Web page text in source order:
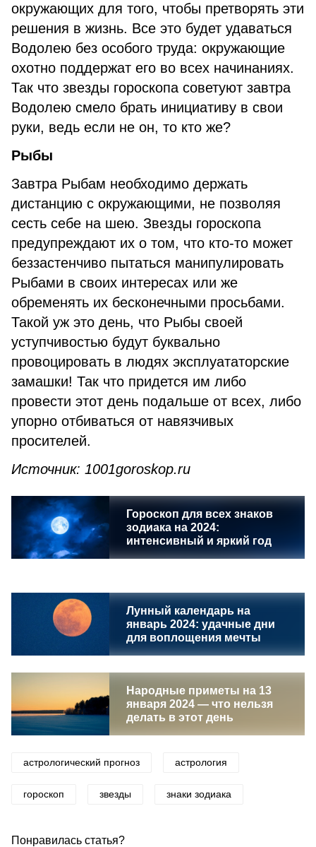
окружающих для того, чтобы претворять эти
решения в жизнь. Все это будет удаваться
Водолею без особого труда: окружающие
охотно поддержат его во всех начинаниях.
Так что звезды гороскопа советуют завтра
Водолею смело брать инициативу в свои
руки, ведь если не он, то кто же?
Рыбы
Завтра Рыбам необходимо держать
дистанцию с окружающими, не позволяя
сесть себе на шею. Звезды гороскопа
предупреждают их о том, что кто-то может
беззастенчиво пытаться манипулировать
Рыбами в своих интересах или же
обременять их бесконечными просьбами.
Такой уж это день, что Рыбы своей
уступчивостью будут буквально
провоцировать в людях эксплуататорские
замашки! Так что придется им либо
провести этот день подальше от всех, либо
упорно отбиваться от навязчивых
просителей.
Источник: 1001goroskop.ru
Гороскоп для всех знаков
зодиака на 2024:
интенсивный и яркий год
Лунный календарь на
январь 2024: удачные дни
для воплощения мечты
Народные приметы на 13
января 2024 — что нельзя
делать в этот день
астрологический прогноз астрология
гороскоп звезды знаки зодиака
Понравилась статья?